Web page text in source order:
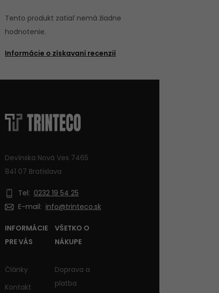
Tento produkt zatiaľ nemá žiadne
hodnotenie.
Informácie o získavaní recenzií
Devínska Nová Ves 7465
841 07 Bratislava
Tel: 0232 19 54 25
E-mail: info@trinteco.sk
INFORMÁCIE
PRE VÁS
Články
Kontakt
VŠETKO O
NÁKUPE
Doprava a
platba